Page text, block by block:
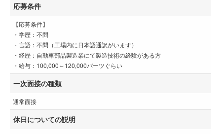
応募条件
【応募条件】
・学歴：不問
・言語：不問（工場内に日本語通訳がいます）
・経歴：自動車部品製造業にて製造技術の経験がある方
・給与：100,000～120,000バーツぐらい
一次面接の種類
通常面接
休日についての説明